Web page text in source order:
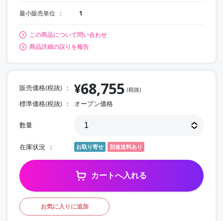
最小販売単位 1
この商品について問い合わせ
商品詳細の誤りを報告
販売価格(税抜) ¥68,755 (税抜)
標準価格(税抜) オープン価格
数量
在庫状況 お取り寄せ 別途送料あり
カートへ入れる
お気に入りに追加